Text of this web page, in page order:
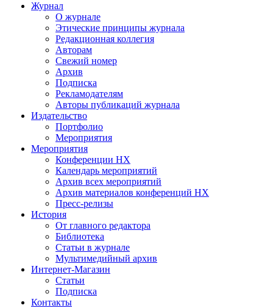
Журнал
О журнале
Этические принципы журнала
Редакционная коллегия
Авторам
Свежий номер
Архив
Подписка
Рекламодателям
Авторы публикаций журнала
Издательство
Портфолио
Мероприятия
Мероприятия
Конференции НХ
Календарь мероприятий
Архив всех мероприятий
Архив материалов конференций НХ
Пресс-релизы
История
От главного редактора
Библиотека
Статьи в журнале
Мультимедийный архив
Интернет-Магазин
Статьи
Подписка
Контакты